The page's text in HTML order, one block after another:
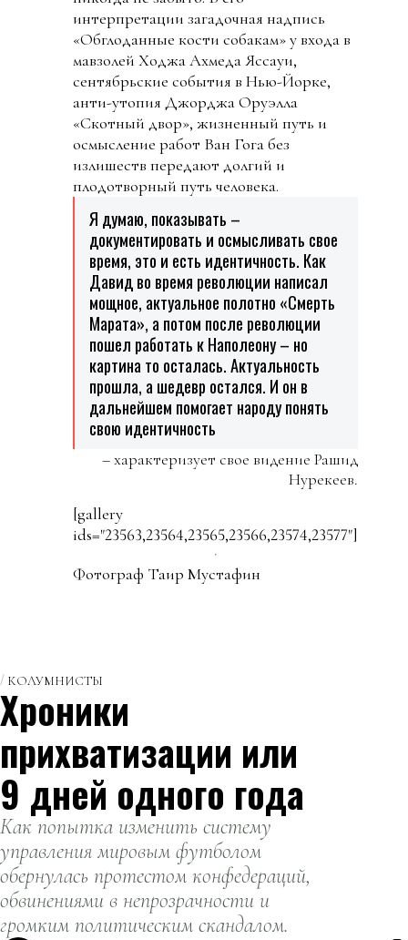
интерпретации загадочная надпись
«Обглоданные кости собакам» у входа в
мавзолей Ходжа Ахмеда Яссауи,
сентябрьские события в Нью-Йорке,
анти-утопия Джорджа Оруэлла
«Скотный двор», жизненный путь и
осмысление работ Ван Гога без
излишеств передают долгий и
плодотворный путь человека.
Я думаю, показывать –
документировать и осмысливать свое
время, это и есть идентичность. Как
Давид во время революции написал
мощное, актуальное полотно «Смерть
Марата», а потом после революции
пошел работать к Наполеону – но
картина то осталась. Актуальность
прошла, а шедевр остался. И он в
дальнейшем помогает народу понять
свою идентичность
– характеризует свое видение Рашид
Нурекеев.
[gallery
ids="23563,23564,23565,23566,23574,23577"]
Фотограф Таир Мустафин
КОЛУМНИСТЫ
Хроники
прихватизации или
9 дней одного года
Как попытка изменить систему
управления мировым футболом
обернулась протестом конфедераций,
обвинениями в непрозрачности и
громким политическим скандалом.